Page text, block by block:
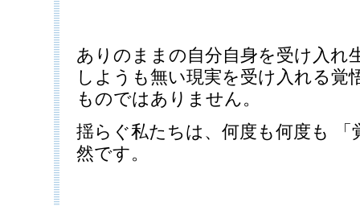
ありのままの自分自身を受け入れ
しようも無い現実を受け入れる覚
ものではありません。
揺らぐ私たちは、何度も何度も
然です。